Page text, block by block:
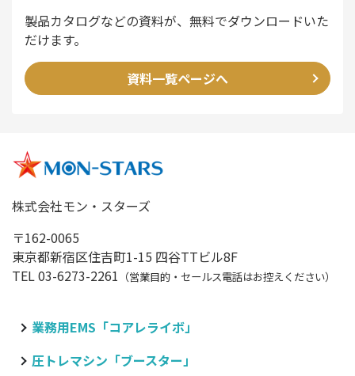
製品カタログなどの資料が、無料でダウンロードいた
だけます。
資料一覧ページへ
株式会社モン・スターズ
〒162-0065
東京都新宿区住吉町1-15 四谷TTビル8F
TEL 03-6273-2261 （営業目的・セールス電話はお控えください）
業務用EMS「コアレライボ」
圧トレマシン「ブースター」